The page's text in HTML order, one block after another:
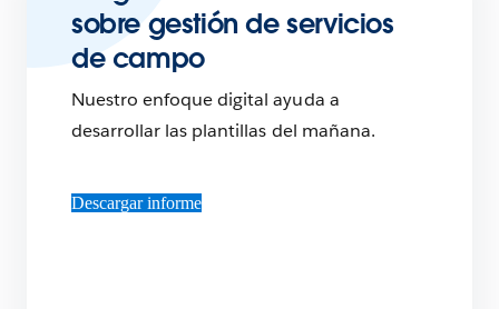
sobre gestión de servicios
de campo
Nuestro enfoque digital ayuda a
desarrollar las plantillas del mañana.
Descargar informe